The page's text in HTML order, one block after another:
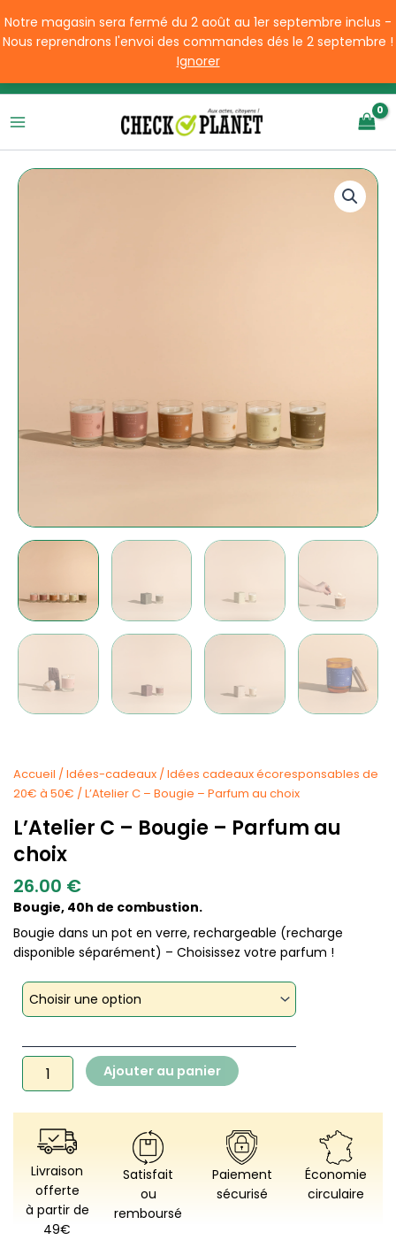
Notre magasin sera fermé du 2 août au 1er septembre inclus -
Nous reprendrons l'envoi des commandes dés le 2 septembre !
Ignorer
au
contenu
Livraison offerte à partir de 49€ d'achats en France
Accueil / Idées-cadeaux / Idées cadeaux écoresponsables de
20€ à 50€ / L’Atelier C – Bougie – Parfum au choix
L’Atelier C – Bougie – Parfum au
choix
26.00 €
Bougie, 40h de combustion.
Bougie dans un pot en verre, rechargeable (recharge
disponible séparément) – Choisissez votre parfum !
quantité
de
L'Atelier
-
Bougie
-
Parfum
choix
Ajouter au panier
Livraison
offerte
à partir de
49€
Satisfait
ou
remboursé
Paiement
sécurisé
Économie
circulaire